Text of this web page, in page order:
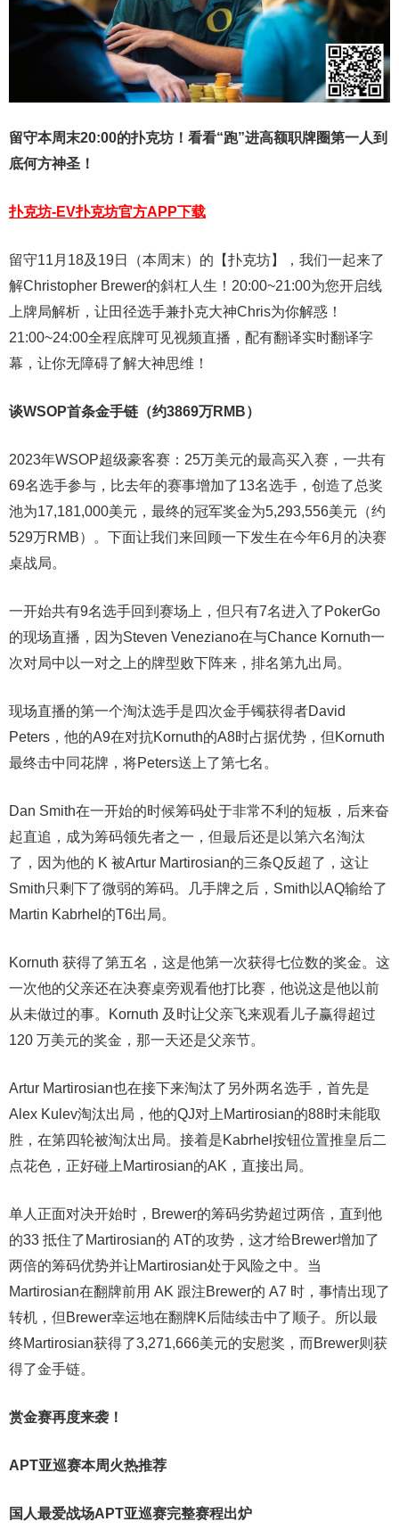
留守本周末20:00的扑克坊！看看“跑”进高额职牌圈第一人到
底何方神圣！
扑克坊-EV扑克坊官方APP下载
留守11月18及19日（本周末）的【扑克坊】，我们一起来了
解Christopher Brewer的斜杠人生！20:00~21:00为您开启线
上牌局解析，让田径选手兼扑克大神Chris为你解惑！
21:00~24:00全程底牌可见视频直播，配有翻译实时翻译字
幕，让你无障碍了解大神思维！
谈WSOP首条金手链（约3869万RMB）
2023年WSOP超级豪客赛：25万美元的最高买入赛，一共有
69名选手参与，比去年的赛事增加了13名选手，创造了总奖
池为17,181,000美元，最终的冠军奖金为5,293,556美元（约
529万RMB）。下面让我们来回顾一下发生在今年6月的决赛
桌战局。
一开始共有9名选手回到赛场上，但只有7名进入了PokerGo
的现场直播，因为Steven Veneziano在与Chance Kornuth一
次对局中以一对之上的牌型败下阵来，排名第九出局。
现场直播的第一个淘汰选手是四次金手镯获得者David
Peters，他的A9在对抗Kornuth的A8时占据优势，但Kornuth
最终击中同花牌，将Peters送上了第七名。
Dan Smith在一开始的时候筹码处于非常不利的短板，后来奋
起直追，成为筹码领先者之一，但最后还是以第六名淘汰
了，因为他的 K 被Artur Martirosian的三条Q反超了，这让
Smith只剩下了微弱的筹码。几手牌之后，Smith以AQ输给了
Martin Kabrhel的T6出局。
Kornuth 获得了第五名，这是他第一次获得七位数的奖金。这
一次他的父亲还在决赛桌旁观看他打比赛，他说这是他以前
从未做过的事。Kornuth 及时让父亲飞来观看儿子赢得超过
120 万美元的奖金，那一天还是父亲节。
Artur Martirosian也在接下来淘汰了另外两名选手，首先是
Alex Kulev淘汰出局，他的QJ对上Martirosian的88时未能取
胜，在第四轮被淘汰出局。接着是Kabrhel按钮位置推皇后二
点花色，正好碰上Martirosian的AK，直接出局。
单人正面对决开始时，Brewer的筹码劣势超过两倍，直到他
的33 抵住了Martirosian的 AT的攻势，这才给Brewer增加了
两倍的筹码优势并让Martirosian处于风险之中。当
Martirosian在翻牌前用 AK 跟注Brewer的 A7 时，事情出现了
转机，但Brewer幸运地在翻牌K后陆续击中了顺子。所以最
终Martirosian获得了3,271,666美元的安慰奖，而Brewer则获
得了金手链。
赏金赛再度来袭！
APT亚巡赛本周火热推荐
国人最爱战场APT亚巡赛完整赛程出炉